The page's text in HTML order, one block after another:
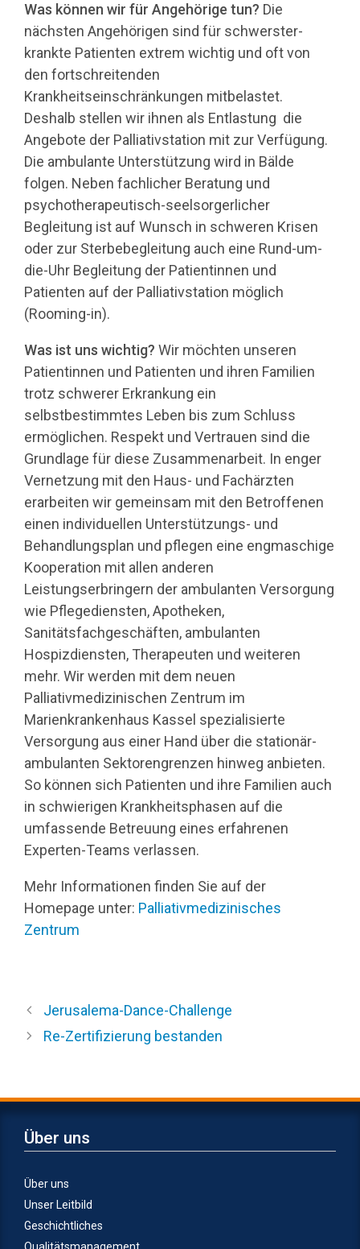
Was können wir für Angehörige tun? Die
nächsten Angehörigen sind für schwerster-
krankte Patienten extrem wichtig und oft von
den fortschreitenden
Krankheitseinschränkungen mitbelastet.
Deshalb stellen wir ihnen als Entlastung die
Angebote der Palliativstation mit zur Verfügung.
Die ambulante Unterstützung wird in Bälde
folgen. Neben fachlicher Beratung und
psychotherapeutisch-seelsorgerlicher
Begleitung ist auf Wunsch in schweren Krisen
oder zur Sterbebegleitung auch eine Rund-um-
die-Uhr Begleitung der Patientinnen und
Patienten auf der Palliativstation möglich
(Rooming-in).
Was ist uns wichtig? Wir möchten unseren
Patientinnen und Patienten und ihren Familien
trotz schwerer Erkrankung ein
selbstbestimmtes Leben bis zum Schluss
ermöglichen. Respekt und Vertrauen sind die
Grundlage für diese Zusammenarbeit. In enger
Vernetzung mit den Haus- und Fachärzten
erarbeiten wir gemeinsam mit den Betroffenen
einen individuellen Unterstützungs- und
Behandlungsplan und pflegen eine engmaschige
Kooperation mit allen anderen
Leistungserbringern der ambulanten Versorgung
wie Pflegediensten, Apotheken,
Sanitätsfachgeschäften, ambulanten
Hospizdiensten, Therapeuten und weiteren
mehr. Wir werden mit dem neuen
Palliativmedizinischen Zentrum im
Marienkrankenhaus Kassel spezialisierte
Versorgung aus einer Hand über die stationär-
ambulanten Sektorengrenzen hinweg anbieten.
So können sich Patienten und ihre Familien auch
in schwierigen Krankheitsphasen auf die
umfassende Betreuung eines erfahrenen
Experten-Teams verlassen.
Mehr Informationen finden Sie auf der
Homepage unter: Palliativmedizinisches
Zentrum
Jerusalema-Dance-Challenge
Re-Zertifizierung bestanden
Über uns
Über uns
Unser Leitbild
Geschichtliches